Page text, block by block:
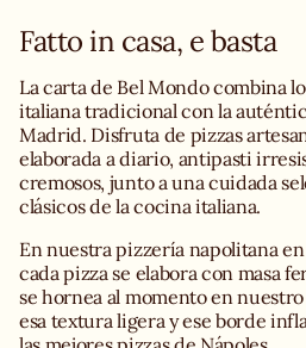
Fatto in casa, e basta
La carta de Bel Mondo combina
italiana tradicional con la
Madrid. Disfruta de pizzas
elaborada a diario, antipasti
cremosos, junto a una cuidada
clásicos de la cocina italiana.
En nuestra pizzería napolitana
cada pizza se elabora con masa
se hornea al momento en
esa textura ligera y ese borde